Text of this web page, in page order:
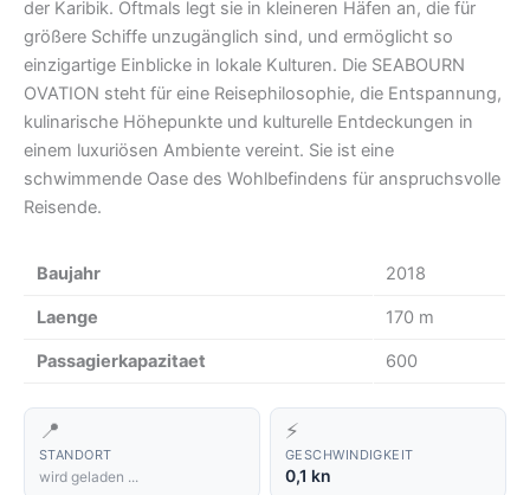
der Karibik. Oftmals legt sie in kleineren Häfen an, die für
größere Schiffe unzugänglich sind, und ermöglicht so
einzigartige Einblicke in lokale Kulturen. Die SEABOURN
OVATION steht für eine Reisephilosophie, die Entspannung,
kulinarische Höhepunkte und kulturelle Entdeckungen in
einem luxuriösen Ambiente vereint. Sie ist eine
schwimmende Oase des Wohlbefindens für anspruchsvolle
Reisende.
Baujahr 2018
Laenge 170 m
Passagierkapazitaet 600
📍
STANDORT
wird geladen ...
⚡
GESCHWINDIGKEIT
0,1 kn